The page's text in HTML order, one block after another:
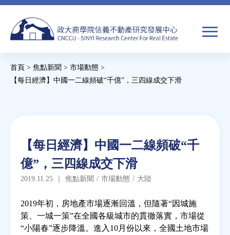
Jump
navigation
搜
搜
尋
焦點新聞
教育推廣
房市分析
研究獎勵
您
首頁 > 焦點新聞 > 市場動態 >
【每日經濟】中國一二線頻破“千億”，三四線成交下滑
Back
top
【每日經濟】中國一二線頻破“千
億”，三四線成交下滑
2019.11.25 ｜ 焦點新聞 / 市場動態 / 大陸
2019年初，房地產市場逐漸回溫，但隨著“因城施
策、一城一策”在全國各級城市的貫徹落實，市場從
“小陽春”逐步降溫。進入10月份以來，全國土地市場